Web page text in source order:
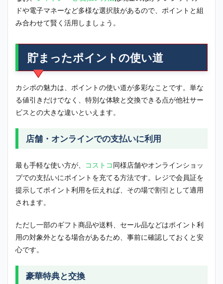
ドや電子マネーなど多様な選択肢があるので、ポイントと組
み合わせて賢く活用しましょう。
貯まったポイントの使い道
カシポの魅力は、ポイントの使い道が多彩なことです。単な
る値引きだけでなく、特別な体験と交換できる点が他社サー
ビスとの大きな違いといえます。
店舗・オンラインでの支払いに利用
最も手軽な使い方が、 コストコ同様店舗やオンラインショッ
プでの支払いにポイントを充てる方法です。レジで会員証を
提示してポイント利用を伝えれば、その場で割引として適用
されます。
ただし一部のギフト商品や送料、セール品などはポイント利
用の対象外となる場合があるため、事前に確認しておくと安
心です。
豪華特典と交換